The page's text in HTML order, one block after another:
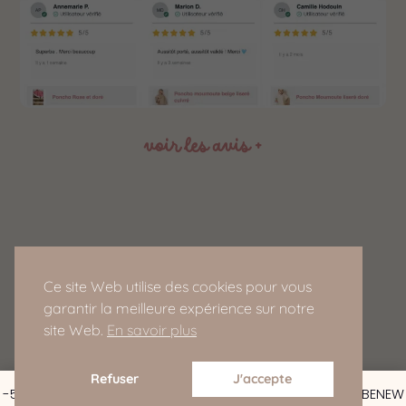
-5% de réduction pour les nouveaux clients : CODE : BEBENEW
voir les avis +
ledressingdedomeo@gmail.com
Ce site Web utilise des cookies pour vous
garantir la meilleure expérience sur notre
site Web. En savoir plus
Refuser J'accepte